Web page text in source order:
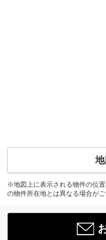
※地図上に表示される物件の位
の物件所在地とは異なる場合がご